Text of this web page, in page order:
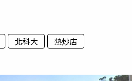
北科大
熱炒店